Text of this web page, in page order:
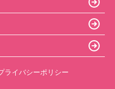
ライバシーポリシー